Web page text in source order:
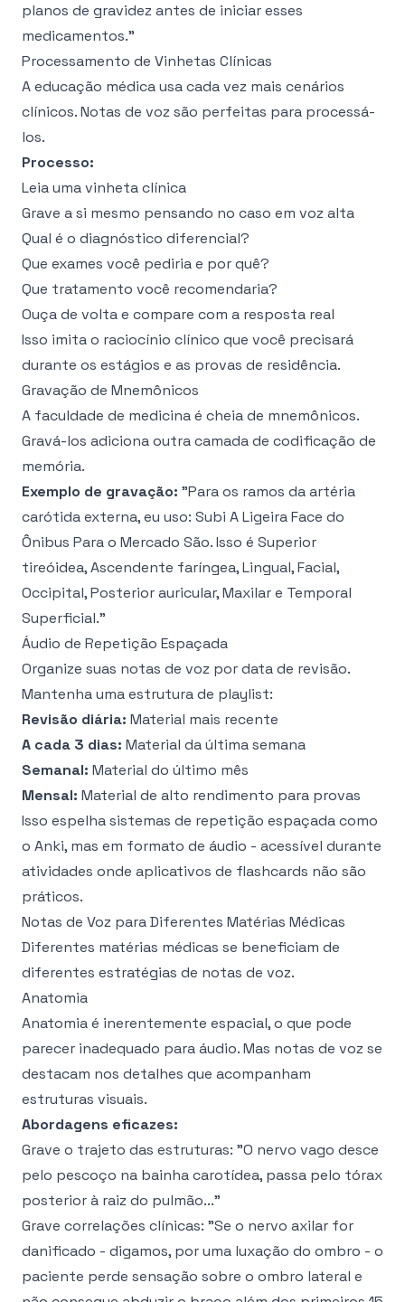
planos de gravidez antes de iniciar esses
medicamentos."
Processamento de Vinhetas Clínicas
A educação médica usa cada vez mais cenários
clínicos. Notas de voz são perfeitas para processá-
los.
Processo:
Leia uma vinheta clínica
Grave a si mesmo pensando no caso em voz alta
Qual é o diagnóstico diferencial?
Que exames você pediria e por quê?
Que tratamento você recomendaria?
Ouça de volta e compare com a resposta real
Isso imita o raciocínio clínico que você precisará
durante os estágios e as provas de residência.
Gravação de Mnemônicos
A faculdade de medicina é cheia de mnemônicos.
Gravá-los adiciona outra camada de codificação de
memória.
Exemplo de gravação: "Para os ramos da artéria
carótida externa, eu uso: Subi A Ligeira Face do
Ônibus Para o Mercado São. Isso é Superior
tireóidea, Ascendente faríngea, Lingual, Facial,
Occipital, Posterior auricular, Maxilar e Temporal
Superficial."
Áudio de Repetição Espaçada
Organize suas notas de voz por data de revisão.
Mantenha uma estrutura de playlist:
Revisão diária: Material mais recente
A cada 3 dias: Material da última semana
Semanal: Material do último mês
Mensal: Material de alto rendimento para provas
Isso espelha sistemas de repetição espaçada como
o Anki, mas em formato de áudio - acessível durante
atividades onde aplicativos de flashcards não são
práticos.
Notas de Voz para Diferentes Matérias Médicas
Diferentes matérias médicas se beneficiam de
diferentes estratégias de notas de voz.
Anatomia
Anatomia é inerentemente espacial, o que pode
parecer inadequado para áudio. Mas notas de voz se
destacam nos detalhes que acompanham
estruturas visuais.
Abordagens eficazes:
Grave o trajeto das estruturas: "O nervo vago desce
pelo pescoço na bainha carotídea, passa pelo tórax
posterior à raiz do pulmão..."
Grave correlações clínicas: "Se o nervo axilar for
danificado - digamos, por uma luxação do ombro - o
paciente perde sensação sobre o ombro lateral e